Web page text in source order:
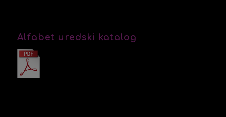
Alfabet uredski katalog